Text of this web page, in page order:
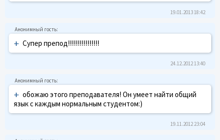
19.01.2013 18:42
+ Супер препод!!!!!!!!!!!!!!!!
24.12.2012 13:40
+ обожаю этого преподавателя! Он умеет найти общий
язык с каждым нормальным студентом:)
19.11.2012 23:04